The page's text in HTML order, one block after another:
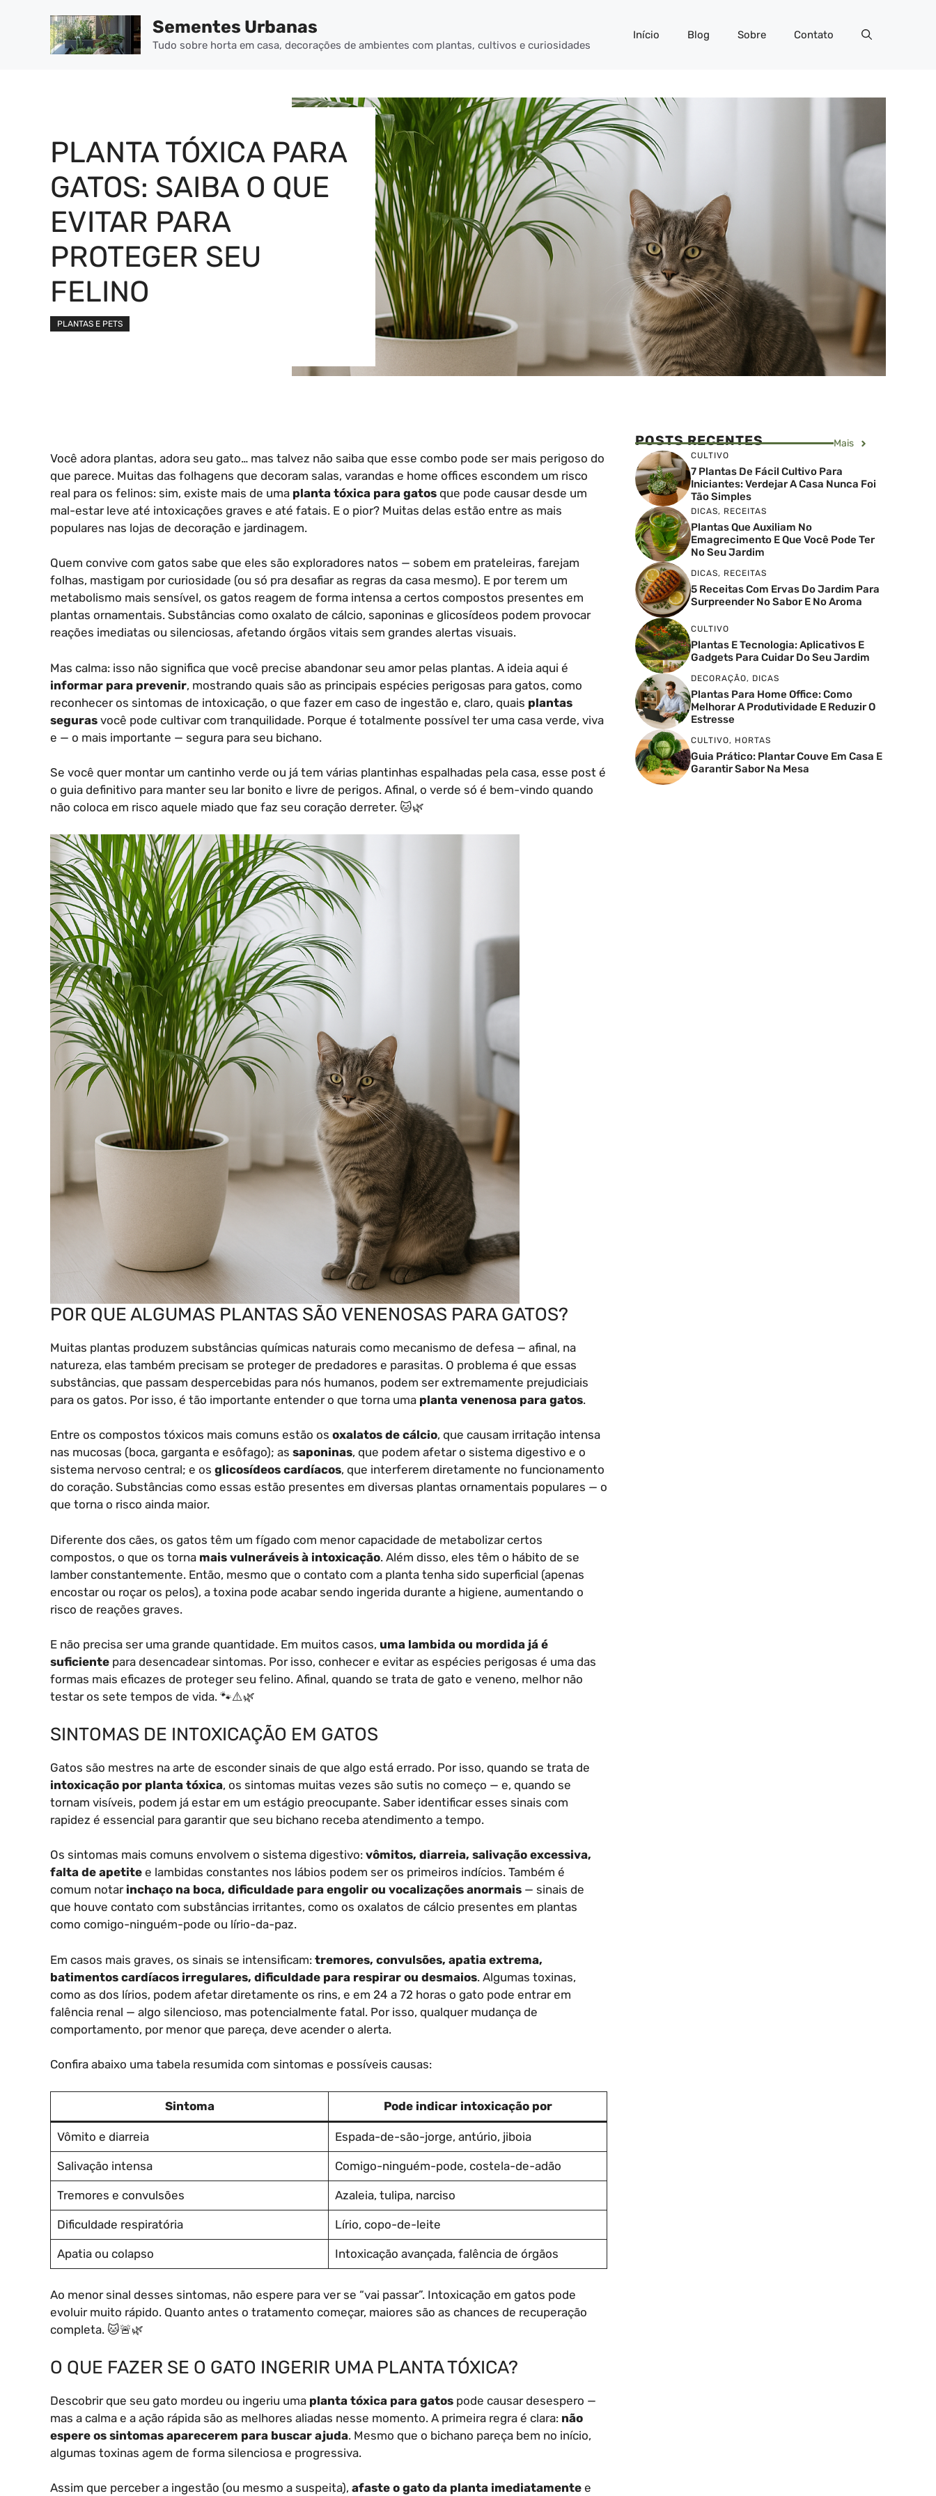
Sementes Urbanas
Tudo sobre horta em casa, decorações de ambientes com plantas, cultivos e curiosidades
Início Blog Sobre Contato
PLANTA TÓXICA PARA
GATOS: SAIBA O QUE
EVITAR PARA
PROTEGER SEU
FELINO
PLANTAS E PETS
Você adora plantas, adora seu gato… mas talvez não saiba que esse combo pode ser mais perigoso do
que parece. Muitas das folhagens que decoram salas, varandas e home offices escondem um risco
real para os felinos: sim, existe mais de uma planta tóxica para gatos que pode causar desde um
mal-estar leve até intoxicações graves e até fatais. E o pior? Muitas delas estão entre as mais
populares nas lojas de decoração e jardinagem.
Quem convive com gatos sabe que eles são exploradores natos — sobem em prateleiras, farejam
folhas, mastigam por curiosidade (ou só pra desafiar as regras da casa mesmo). E por terem um
metabolismo mais sensível, os gatos reagem de forma intensa a certos compostos presentes em
plantas ornamentais. Substâncias como oxalato de cálcio, saponinas e glicosídeos podem provocar
reações imediatas ou silenciosas, afetando órgãos vitais sem grandes alertas visuais.
Mas calma: isso não significa que você precise abandonar seu amor pelas plantas. A ideia aqui é
informar para prevenir, mostrando quais são as principais espécies perigosas para gatos, como
reconhecer os sintomas de intoxicação, o que fazer em caso de ingestão e, claro, quais plantas
seguras você pode cultivar com tranquilidade. Porque é totalmente possível ter uma casa verde, viva
e — o mais importante — segura para seu bichano.
Se você quer montar um cantinho verde ou já tem várias plantinhas espalhadas pela casa, esse post é
o guia definitivo para manter seu lar bonito e livre de perigos. Afinal, o verde só é bem-vindo quando
não coloca em risco aquele miado que faz seu coração derreter. 🐱🌿
POR QUE ALGUMAS PLANTAS SÃO VENENOSAS PARA GATOS?
Muitas plantas produzem substâncias químicas naturais como mecanismo de defesa — afinal, na
natureza, elas também precisam se proteger de predadores e parasitas. O problema é que essas
substâncias, que passam despercebidas para nós humanos, podem ser extremamente prejudiciais
para os gatos. Por isso, é tão importante entender o que torna uma planta venenosa para gatos.
Entre os compostos tóxicos mais comuns estão os oxalatos de cálcio, que causam irritação intensa
nas mucosas (boca, garganta e esôfago); as saponinas, que podem afetar o sistema digestivo e o
sistema nervoso central; e os glicosídeos cardíacos, que interferem diretamente no funcionamento
do coração. Substâncias como essas estão presentes em diversas plantas ornamentais populares — o
que torna o risco ainda maior.
Diferente dos cães, os gatos têm um fígado com menor capacidade de metabolizar certos
compostos, o que os torna mais vulneráveis à intoxicação. Além disso, eles têm o hábito de se
lamber constantemente. Então, mesmo que o contato com a planta tenha sido superficial (apenas
encostar ou roçar os pelos), a toxina pode acabar sendo ingerida durante a higiene, aumentando o
risco de reações graves.
E não precisa ser uma grande quantidade. Em muitos casos, uma lambida ou mordida já é
suficiente para desencadear sintomas. Por isso, conhecer e evitar as espécies perigosas é uma das
formas mais eficazes de proteger seu felino. Afinal, quando se trata de gato e veneno, melhor não
testar os sete tempos de vida. 🐾⚠️🌿
SINTOMAS DE INTOXICAÇÃO EM GATOS
Gatos são mestres na arte de esconder sinais de que algo está errado. Por isso, quando se trata de
intoxicação por planta tóxica, os sintomas muitas vezes são sutis no começo — e, quando se
tornam visíveis, podem já estar em um estágio preocupante. Saber identificar esses sinais com
rapidez é essencial para garantir que seu bichano receba atendimento a tempo.
Os sintomas mais comuns envolvem o sistema digestivo: vômitos, diarreia, salivação excessiva,
falta de apetite e lambidas constantes nos lábios podem ser os primeiros indícios. Também é
comum notar inchaço na boca, dificuldade para engolir ou vocalizações anormais — sinais de
que houve contato com substâncias irritantes, como os oxalatos de cálcio presentes em plantas
como comigo-ninguém-pode ou lírio-da-paz.
Em casos mais graves, os sinais se intensificam: tremores, convulsões, apatia extrema,
batimentos cardíacos irregulares, dificuldade para respirar ou desmaios. Algumas toxinas,
como as dos lírios, podem afetar diretamente os rins, e em 24 a 72 horas o gato pode entrar em
falência renal — algo silencioso, mas potencialmente fatal. Por isso, qualquer mudança de
comportamento, por menor que pareça, deve acender o alerta.
Confira abaixo uma tabela resumida com sintomas e possíveis causas:
Sintoma Pode indicar intoxicação por
Vômito e diarreia Espada-de-são-jorge, antúrio, jiboia
Salivação intensa Comigo-ninguém-pode, costela-de-adão
Tremores e convulsões Azaleia, tulipa, narciso
Dificuldade respiratória Lírio, copo-de-leite
Apatia ou colapso Intoxicação avançada, falência de órgãos
Ao menor sinal desses sintomas, não espere para ver se “vai passar”. Intoxicação em gatos pode
evoluir muito rápido. Quanto antes o tratamento começar, maiores são as chances de recuperação
completa. 🐱🚨🌿
O QUE FAZER SE O GATO INGERIR UMA PLANTA TÓXICA?
Descobrir que seu gato mordeu ou ingeriu uma planta tóxica para gatos pode causar desespero —
mas a calma e a ação rápida são as melhores aliadas nesse momento. A primeira regra é clara: não
espere os sintomas aparecerem para buscar ajuda. Mesmo que o bichano pareça bem no início,
algumas toxinas agem de forma silenciosa e progressiva.
Assim que perceber a ingestão (ou mesmo a suspeita), afaste o gato da planta imediatamente e
POSTS RECENTES Mais
CULTIVO
7 Plantas De Fácil Cultivo Para
Iniciantes: Verdejar A Casa Nunca Foi
Tão Simples
DICAS, RECEITAS
Plantas Que Auxiliam No
Emagrecimento E Que Você Pode Ter
No Seu Jardim
DICAS, RECEITAS
5 Receitas Com Ervas Do Jardim Para
Surpreender No Sabor E No Aroma
CULTIVO
Plantas E Tecnologia: Aplicativos E
Gadgets Para Cuidar Do Seu Jardim
DECORAÇÃO, DICAS
Plantas Para Home Office: Como
Melhorar A Produtividade E Reduzir O
Estresse
CULTIVO, HORTAS
Guia Prático: Plantar Couve Em Casa E
Garantir Sabor Na Mesa